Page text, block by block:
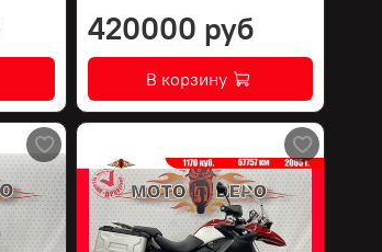
420000 руб
В корзину